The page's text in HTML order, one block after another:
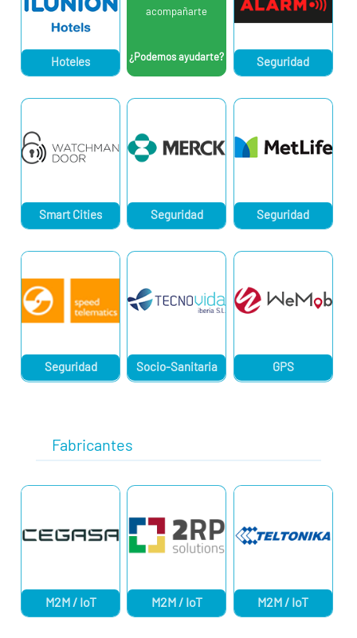
Hoteles
acompañarte
¿Podemos ayudarte? Seguridad
Smart Cities Seguridad Seguridad
Seguridad Socio-Sanitaria GPS
Fabricantes
M2M / IoT M2M / IoT M2M / IoT